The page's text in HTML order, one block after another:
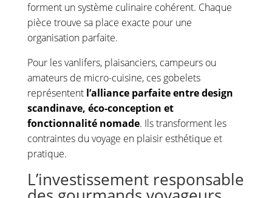
forment un système culinaire cohérent. Chaque
pièce trouve sa place exacte pour une
organisation parfaite.
Pour les vanlifers, plaisanciers, campeurs ou
amateurs de micro-cuisine, ces gobelets
représentent l’alliance parfaite entre design
scandinave, éco-conception et
fonctionnalité nomade. Ils transforment les
contraintes du voyage en plaisir esthétique et
pratique.
L’investissement responsable